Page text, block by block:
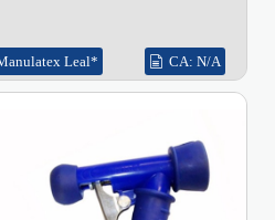
Leal* CA: N/A